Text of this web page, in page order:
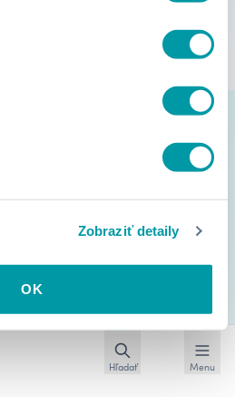
Zobraziť detaily
OK
Hľadať Menu